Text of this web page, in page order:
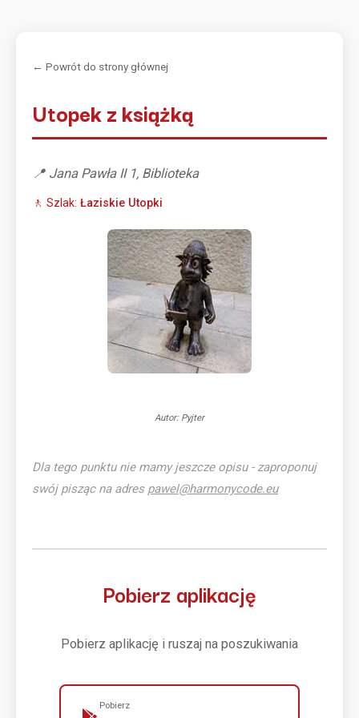
← Powrót do strony głównej
Utopek z książką
📍 Jana Pawła II 1, Biblioteka
🚶 Szlak: Łaziskie Utopki
Autor: Pyjter
Dla tego punktu nie mamy jeszcze opisu - zaproponuj
swój pisząc na adres pawel@harmonycode.eu
Pobierz aplikację
Pobierz aplikację i ruszaj na poszukiwania
Pobierz